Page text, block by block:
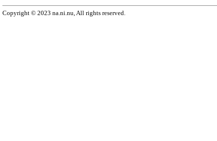
Copyright © 2023 na.ni.nu, All rights reserved.